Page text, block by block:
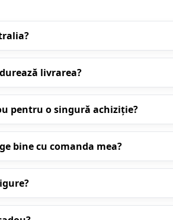
livrarea?
pentru o singură achiziție?
bine cu comanda mea?